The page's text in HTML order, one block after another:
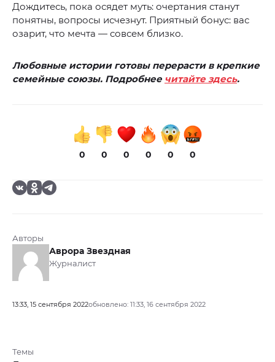
Дождитесь, пока осядет муть: очертания станут
понятны, вопросы исчезнут. Приятный бонус: вас
озарит, что мечта — совсем близко.
Любовные истории готовы перерасти в крепкие
семейные союзы. Подробнее читайте здесь.
0 0 0 0 0 0
Авторы
Аврора Звездная
Журналист
13:33, 15 сентября 2022обновлено: 11:33, 16 сентября 2022
Темы